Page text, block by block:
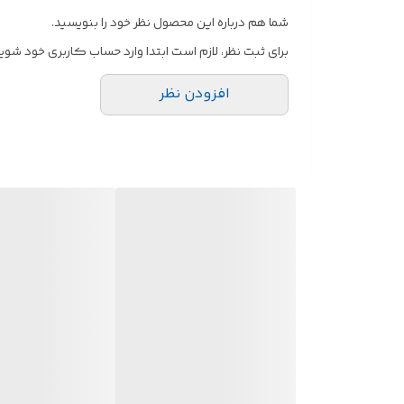
شما هم درباره این محصول نظر خود را بنویسید.
برای ثبت نظر، لازم است ابتدا وارد حساب کاربری خود
افزودن نظر